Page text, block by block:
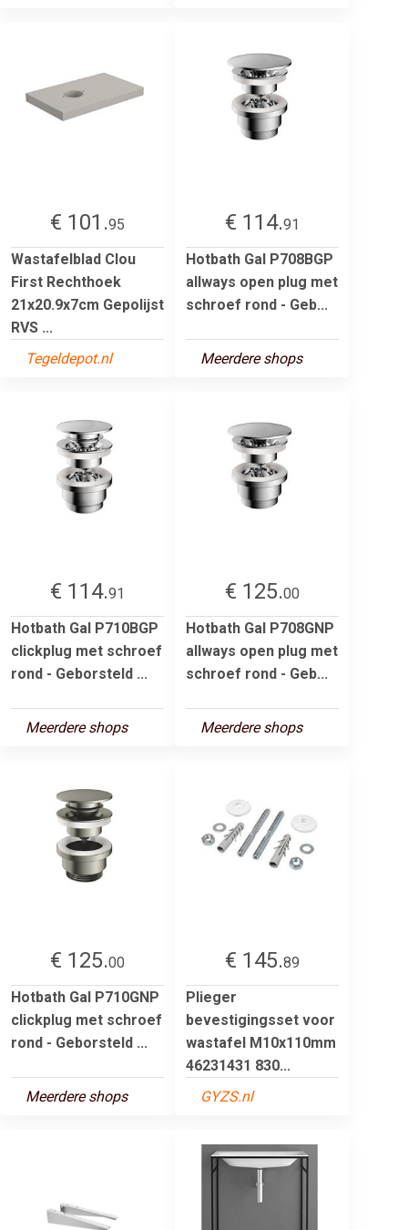
€ 101.95
Wastafelblad Clou
First Rechthoek
21x20.9x7cm Gepolijst
RVS ...
Tegeldepot.nl
€ 114.91
Hotbath Gal P708BGP
allways open plug met
schroef rond - Geb...
Meerdere shops
€ 114.91
Hotbath Gal P710BGP
clickplug met schroef
rond - Geborsteld ...
Meerdere shops
€ 125.00
Hotbath Gal P708GNP
allways open plug met
schroef rond - Geb...
Meerdere shops
€ 125.00
Hotbath Gal P710GNP
clickplug met schroef
rond - Geborsteld ...
Meerdere shops
€ 145.89
Plieger
bevestigingsset voor
wastafel M10x110mm
46231431 830...
GYZS.nl